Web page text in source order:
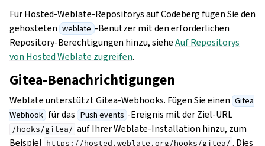
Für Hosted-Weblate-Repositorys auf Codeberg fügen Sie den
gehosteten weblate -Benutzer mit den erforderlichen
Repository-Berechtigungen hinzu, sieheAuf Repositorys
von Hosted Weblate zugreifen.
Gitea-Benachrichtigungen
Weblate unterstützt Gitea-Webhooks. Fügen Sie einen Gitea
Webhook für das Push events -Ereignis mit der Ziel-URL
/hooks/gitea/ auf Ihrer Weblate-Installation hinzu, zum
Beispiel https://hosted.weblate.org/hooks/gitea/ . Dies